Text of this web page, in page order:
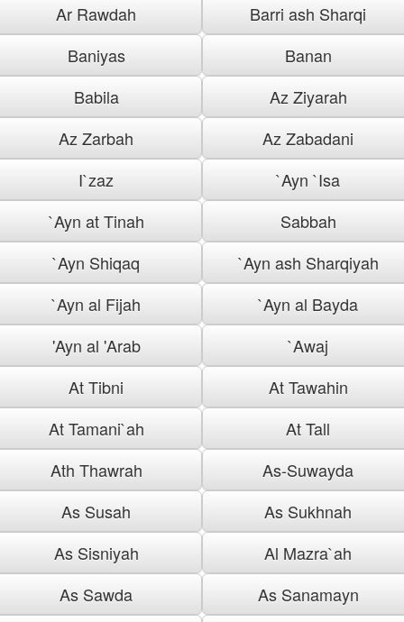
Ar Rawdah
Barri ash Sharqi
Baniyas
Banan
Babila
Az Ziyarah
Az Zarbah
Az Zabadani
I`zaz
`Ayn `Isa
`Ayn at Tinah
Sabbah
`Ayn Shiqaq
`Ayn ash Sharqiyah
`Ayn al Fijah
`Ayn al Bayda
'Ayn al 'Arab
`Awaj
At Tibni
At Tawahin
At Tamani`ah
At Tall
Ath Thawrah
As-Suwayda
As Susah
As Sukhnah
As Sisniyah
Al Mazra`ah
As Sawda
As Sanamayn